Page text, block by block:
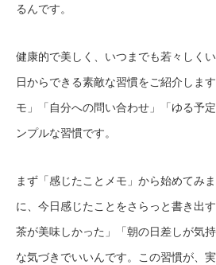
るんです。
健康的で美しく、いつまでも若々しく
日からできる素敵な習慣をご紹介しま
モ」「自分への問い合わせ」「ゆる予
ンプルな習慣です。
まず「感じたことメモ」から始めてみ
に、今日感じたことをさらっと書き出
茶が美味しかった」「朝の日差しが気
な気づきでいいんです。この習慣が、